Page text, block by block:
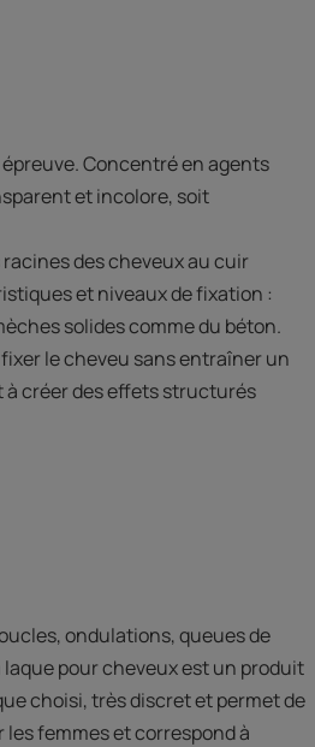
Concentré en agents
et incolore, soit
des cheveux au cuir
et niveaux de fixation :
solides comme du béton.
le cheveu sans entraîner un
à créer des effets structurés
ondulations, queues de
pour cheveux est un produit
choisi, très discret et permet de
femmes et correspond à